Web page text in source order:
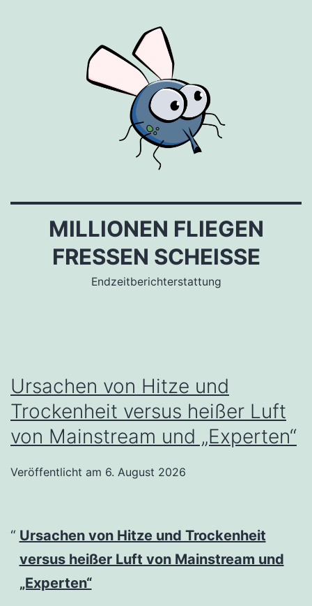
MILLIONEN FLIEGEN
FRESSEN SCHEISSE
Endzeitberichterstattung
Ursachen von Hitze und
Trockenheit versus heißer Luft
von Mainstream und „Experten“
Veröffentlicht am 6. August 2026
Ursachen von Hitze und Trockenheit
versus heißer Luft von Mainstream und
„Experten“